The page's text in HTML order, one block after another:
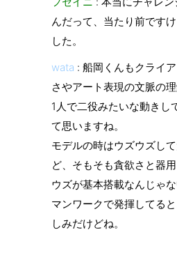
んだって、当たり前です
した。
wata : 船岡くんもクライ
さやアート表現の文脈の理
1人で二役みたいな動きし
て思いますね。
モデルの時はウズウズし
ど、そもそも貪欲さと器
ウズが基本搭載なんじゃな
マンワークで発揮してる
しみだけどね。